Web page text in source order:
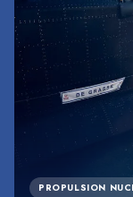
PROPULSION